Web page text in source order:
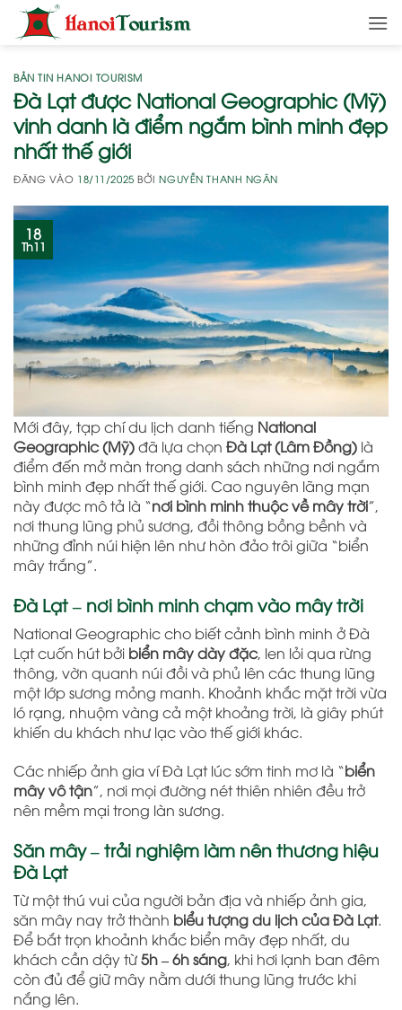
qua
dungBẢN TIN HANOI TOURISM
Đà Lạt được National Geographic (Mỹ)
vinh danh là điểm ngắm bình minh đẹp
nhất thế giới
ĐĂNG VÀO 18/11/2025 BỞINGUYỄN THANH NGÂN
18
Th11
Mới đây, tạp chí du lịch danh tiếng National
Geographic (Mỹ)đã lựa chọn Đà Lạt (Lâm Đồng) là
điểm đến mở màn trong danh sách những nơi ngắm
bình minh đẹp nhất thế giới. Cao nguyên lãng mạn
này được mô tả là “nơi bình minh thuộc về mây trời”,
nơi thung lũng phủ sương, đồi thông bồng bềnh và
những đỉnh núi hiện lên như hòn đảo trôi giữa “biển
mây trắng”.
Đà Lạt – nơi bình minh chạm vào mây trời
National Geographic cho biết cảnh bình minh ở Đà
Lạt cuốn hút bởi biển mây dày đặc, len lỏi qua rừng
thông, vờn quanh núi đồi và phủ lên các thung lũng
một lớp sương mỏng manh. Khoảnh khắc mặt trời vừa
ló rạng, nhuộm vàng cả một khoảng trời, là giây phút
khiến du khách như lạc vào thế giới khác.
Các nhiếp ảnh gia ví Đà Lạt lúc sớm tinh mơ là “biển
mây vô tận”, nơi mọi đường nét thiên nhiên đều trở
nên mềm mại trong làn sương.
Săn mây – trải nghiệm làm nên thương hiệu
Đà Lạt
Từ một thú vui của người bản địa và nhiếp ảnh gia,
săn mây nay trở thành biểu tượng du lịch của Đà Lạt.
Để bắt trọn khoảnh khắc biển mây đẹp nhất, du
khách cần dậy từ5h – 6h sáng, khi hơi lạnh ban đêm
còn đủ để giữ mây nằm dưới thung lũng trước khi
nắng lên.